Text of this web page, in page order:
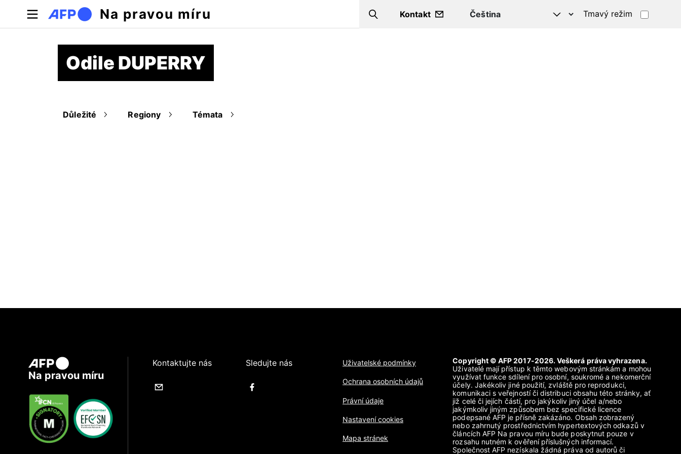
Přejít k hlavnímu obsahu
Na pravou míru Search
Kontakt Tmavý režim
Odile DUPERRY
Důležité Regiony Témata
Na pravou míru
Kontaktujte nás Sledujte nás Uživatelské podmínky
Ochrana osobních údajů
Právní údaje
Nastavení cookies
Mapa stránek
Copyright © AFP 2017-2026. Veškerá práva vyhrazena.
Uživatelé mají přístup k těmto webovým stránkám a mohou
využívat funkce sdílení pro osobní, soukromé a nekomerční
účely. Jakékoliv jiné použití, zvláště pro reprodukci,
komunikaci s veřejností či distribuci obsahu této stránky, ať
již celé či jejích částí, pro jakýkoliv jiný účel a/nebo
jakýmkoliv jiným způsobem bez specifické licence
podepsané AFP je přísně zakázáno. Obsah zobrazený
nebo zahrnutý prostřednictvím hypertextových odkazů v
článcích AFP Na pravou míru bude poskytnut pouze v
rozsahu nutném k ověření příslušných informací.
Společnost AFP nezískala žádná práva od autorů či